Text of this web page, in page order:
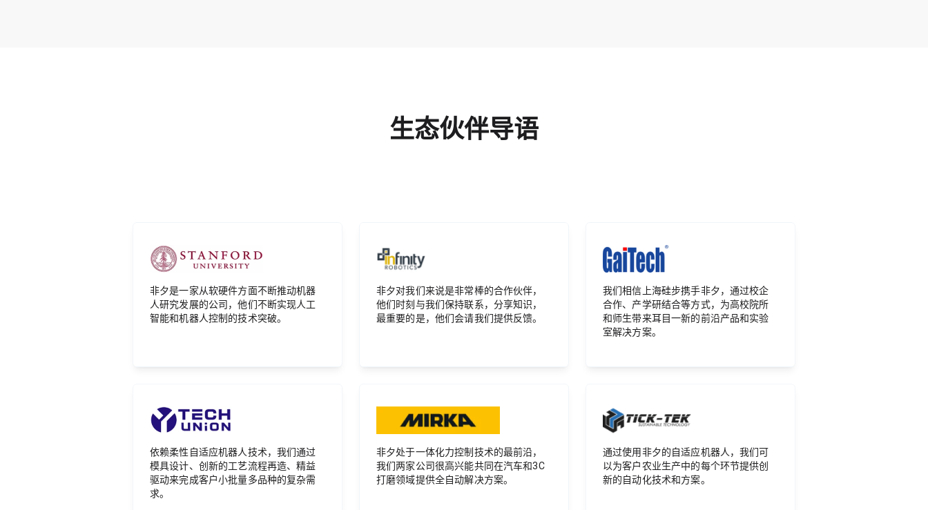
生态伙伴导语
非夕是一家从软硬件方面不断推动机器
人研究发展的公司，他们不断实现人工
智能和机器人控制的技术突破。
非夕对我们来说是非常棒的合作伙伴，
他们时刻与我们保持联系，分享知识，
最重要的是，他们会请我们提供反馈。
我们相信上海硅步携手非夕，通过校企
合作、产学研结合等方式，为高校院所
和师生带来耳目一新的前沿产品和实验
室解决方案。
依赖柔性自适应机器人技术，我们通过
模具设计、创新的工艺流程再造、精益
驱动来完成客户小批量多品种的复杂需
求。
非夕处于一体化力控制技术的最前沿，
我们两家公司很高兴能共同在汽车和3C
打磨领域提供全自动解决方案。
通过使用非夕的自适应机器人，我们可
以为客户农业生产中的每个环节提供创
新的自动化技术和方案。